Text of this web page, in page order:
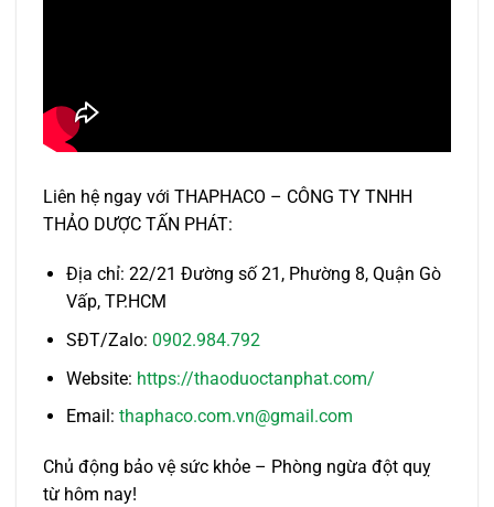
Liên hệ ngay với THAPHACO – CÔNG TY TNHH
THẢO DƯỢC TẤN PHÁT:
Địa chỉ: 22/21 Đường số 21, Phường 8, Quận Gò
Vấp, TP.HCM
SĐT/Zalo: 0902.984.792
Website: https://thaoduoctanphat.com/
Email: thaphaco.com.vn@gmail.com
Chủ động bảo vệ sức khỏe – Phòng ngừa đột quỵ
từ hôm nay!